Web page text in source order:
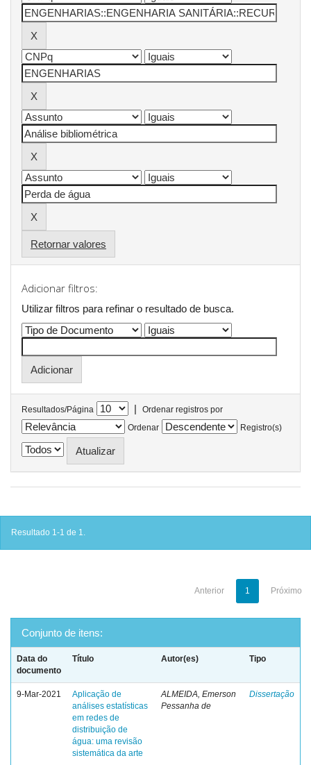
Retornar valores
Adicionar filtros:
Utilizar filtros para refinar o resultado de busca.
Resultados/Página |
Ordenar registros por
Ordenar
Registro(s)
Resultado 1-1 de 1.
Anterior 1 Próximo
Conjunto de itens:
Data do
documento
Título Autor(es) Tipo
9-Mar-2021
Aplicação de
análises estatísticas
em redes de
distribuição de
água: uma revisão
sistemática da arte
ALMEIDA, Emerson
Pessanha de
Dissertação